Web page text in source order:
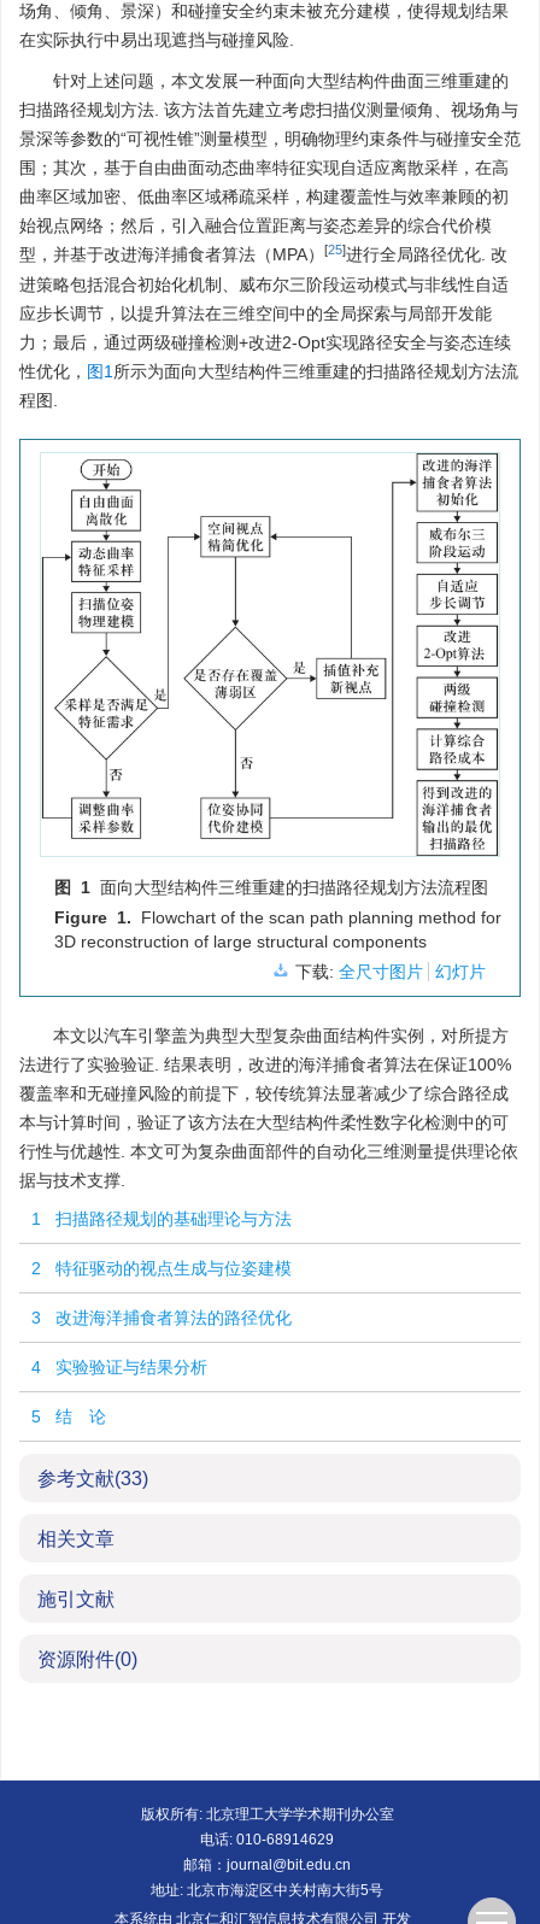
场角、倾角、景深）和碰撞安全约束未被充分建模，使得规划结果
在实际执行中易出现遮挡与碰撞风险.
针对上述问题，本文发展一种面向大型结构件曲面三维重建的
扫描路径规划方法. 该方法首先建立考虑扫描仪测量倾角、视场角与
景深等参数的“可视性锥”测量模型，明确物理约束条件与碰撞安全范
围；其次，基于自由曲面动态曲率特征实现自适应离散采样，在高
曲率区域加密、低曲率区域稀疏采样，构建覆盖性与效率兼顾的初
始视点网络；然后，引入融合位置距离与姿态差异的综合代价模
型，并基于改进海洋捕食者算法（MPA）
[25]进行全局路径优化. 改
进策略包括混合初始化机制、威布尔三阶段运动模式与非线性自适
应步长调节，以提升算法在三维空间中的全局探索与局部开发能
力；最后，通过两级碰撞检测+改进2-Opt实现路径安全与姿态连续
性优化， 图1 所示为面向大型结构件三维重建的扫描路径规划方法流
程图.
图 1 面向大型结构件三维重建的扫描路径规划方法流程图
Figure 1.
Flowchart of the scan path planning method for
3D reconstruction of large structural components
下载: 全尺寸图片 幻灯片
本文以汽车引擎盖为典型大型复杂曲面结构件实例，对所提方
法进行了实验验证. 结果表明，改进的海洋捕食者算法在保证100%
覆盖率和无碰撞风险的前提下，较传统算法显著减少了综合路径成
本与计算时间，验证了该方法在大型结构件柔性数字化检测中的可
行性与优越性. 本文可为复杂曲面部件的自动化三维测量提供理论依
据与技术支撑.
1 扫描路径规划的基础理论与方法
2 特征驱动的视点生成与位姿建模
3 改进海洋捕食者算法的路径优化
4 实验验证与结果分析
5 结 论
参考文献(33)
相关文章
施引文献
资源附件(0)
版权所有: 北京理工大学学术期刊办公室
电话: 010-68914629
邮箱： journal@bit.edu.cn
地址: 北京市海淀区中关村南大街5号
本系统由 北京仁和汇智信息技术有限公司 开发